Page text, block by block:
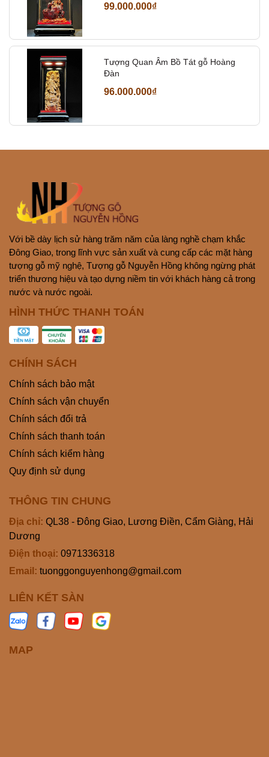
99.000.000₫
Tượng Quan Âm Bồ Tát gỗ Hoàng
Đàn
96.000.000₫
Với bề dày lịch sử hàng trăm năm của làng nghề chạm khắc
Đông Giao, trong lĩnh vực sản xuất và cung cấp các mặt hàng
tượng gỗ mỹ nghệ, Tượng gỗ Nguyễn Hồng không ngừng phát
triển thương hiệu và tạo dựng niềm tin với khách hàng cả trong
nước và nước ngoài.
HÌNH THỨC THANH TOÁN
CHÍNH SÁCH
Chính sách bảo mật
Chính sách vận chuyển
Chính sách đổi trả
Chính sách thanh toán
Chính sách kiểm hàng
Quy định sử dụng
THÔNG TIN CHUNG
Địa chỉ: QL38 - Đông Giao, Lương Điền, Cẩm Giàng, Hải
Dương
Điện thoại: 0971336318
Email: tuonggonguyenhong@gmail.com
LIÊN KẾT SÀN
MAP